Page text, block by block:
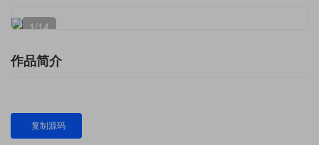
1/14
作品简介
复制源码